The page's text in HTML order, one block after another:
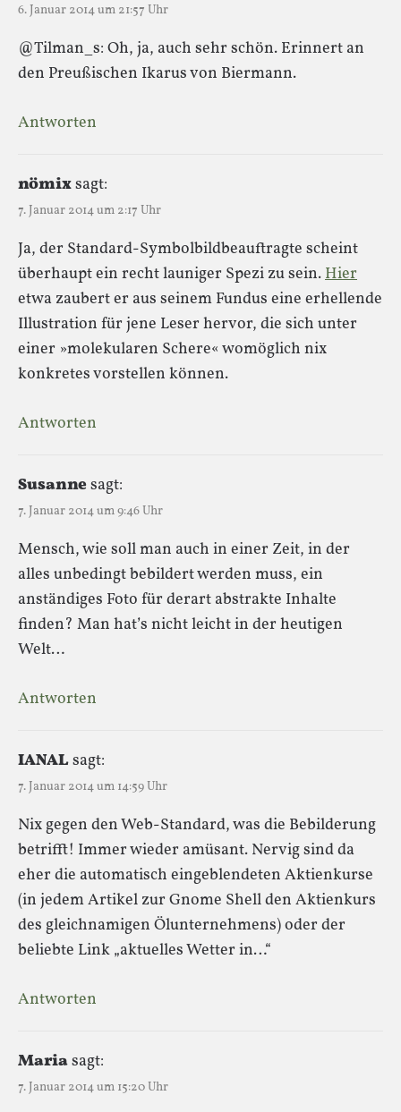
6. Januar 2014 um 21:57 Uhr
@Tilman_s: Oh, ja, auch sehr schön. Erinnert an
den Preußischen Ikarus von Biermann.
Antworten
nömixsagt:
7. Januar 2014 um 2:17 Uhr
Ja, der Standard-Symbolbildbeauftragte scheint
überhaupt ein recht launiger Spezi zu sein.Hier
etwa zaubert er aus seinem Fundus eine erhellende
Illustration für jene Leser hervor, die sich unter
einer »molekularen Schere« womöglich nix
konkretes vorstellen können.
Antworten
Susannesagt:
7. Januar 2014 um 9:46 Uhr
Mensch, wie soll man auch in einer Zeit, in der
alles unbedingt bebildert werden muss, ein
anständiges Foto für derart abstrakte Inhalte
finden? Man hat’s nicht leicht in der heutigen
Welt…
Antworten
IANALsagt:
7. Januar 2014 um 14:59 Uhr
Nix gegen den Web-Standard, was die Bebilderung
betrifft! Immer wieder amüsant. Nervig sind da
eher die automatisch eingeblendeten Aktienkurse
(in jedem Artikel zur Gnome Shell den Aktienkurs
des gleichnamigen Ölunternehmens) oder der
beliebte Link „aktuelles Wetter in…“
Antworten
Mariasagt:
7. Januar 2014 um 15:20 Uhr